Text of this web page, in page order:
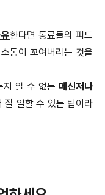
한다면 동료들의 피드
통이 꼬여버리는 것을
지 알 수 없는 메신저나
잘 일할 수 있는 팁이라